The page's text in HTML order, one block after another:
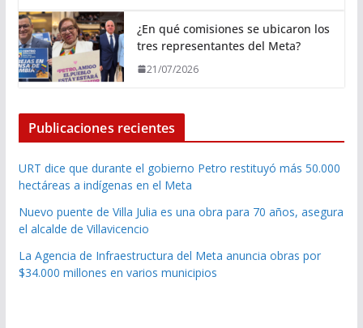
¿En qué comisiones se ubicaron los
tres representantes del Meta?
21/07/2026
Publicaciones recientes
URT dice que durante el gobierno Petro restituyó más 50.000
hectáreas a indígenas en el Meta
Nuevo puente de Villa Julia es una obra para 70 años, asegura
el alcalde de Villavicencio
La Agencia de Infraestructura del Meta anuncia obras por
$34.000 millones en varios municipios